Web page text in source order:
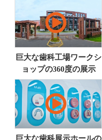
巨大な歯科工場ワークシ
ョップの360度の展示